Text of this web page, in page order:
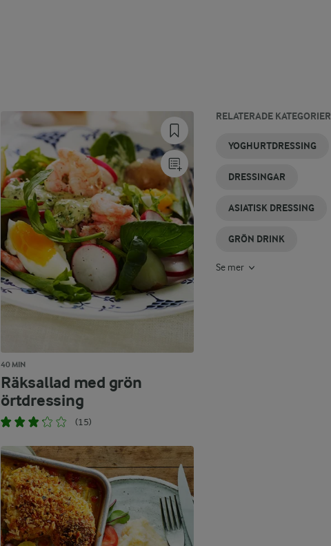
40 MIN
Räksallad med grön
örtdressing
(15)
RELATERADE KATEGORIER
YOGHURTDRESSING
DRESSINGAR
ASIATISK DRESSING
GRÖN DRINK
FRANSK
DRESSING
GRÖN
JUICE
CURRYDRESSING
BASILIKADRESSING
GRÖNA
SMOOTHIES
DRESSING
TILL
KYCKLING
Se mer